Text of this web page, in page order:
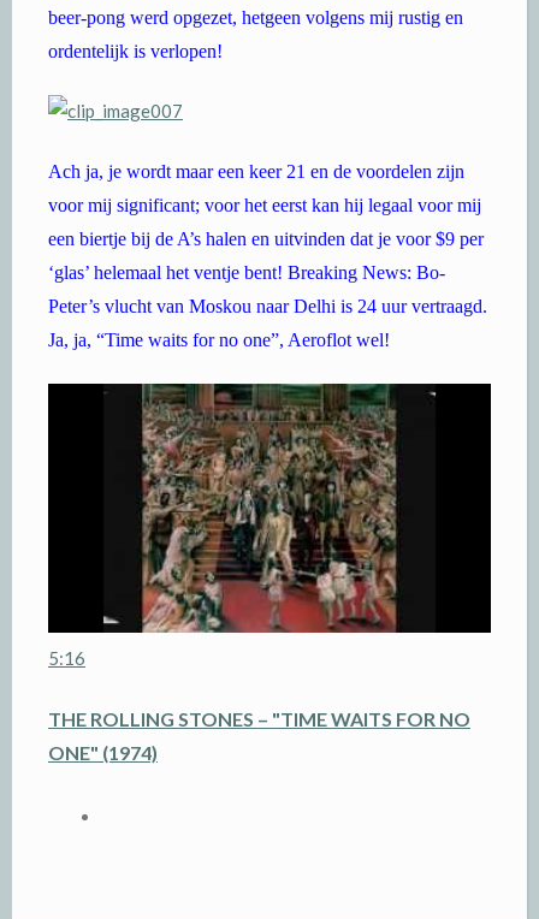
beer-pong werd opgezet, hetgeen volgens mij rustig en
ordentelijk is verlopen!
Ach ja, je wordt maar een keer 21 en de voordelen zijn
voor mij significant; voor het eerst kan hij legaal voor mij
een biertje bij de A’s halen en uitvinden dat je voor $9 per
‘glas’ helemaal het ventje bent! Breaking News: Bo-
Peter’s vlucht van Moskou naar Delhi is 24 uur vertraagd.
Ja, ja, “Time waits for no one”, Aeroflot wel!
5:16
THE ROLLING STONES – "TIME WAITS FOR NO
ONE" (1974)